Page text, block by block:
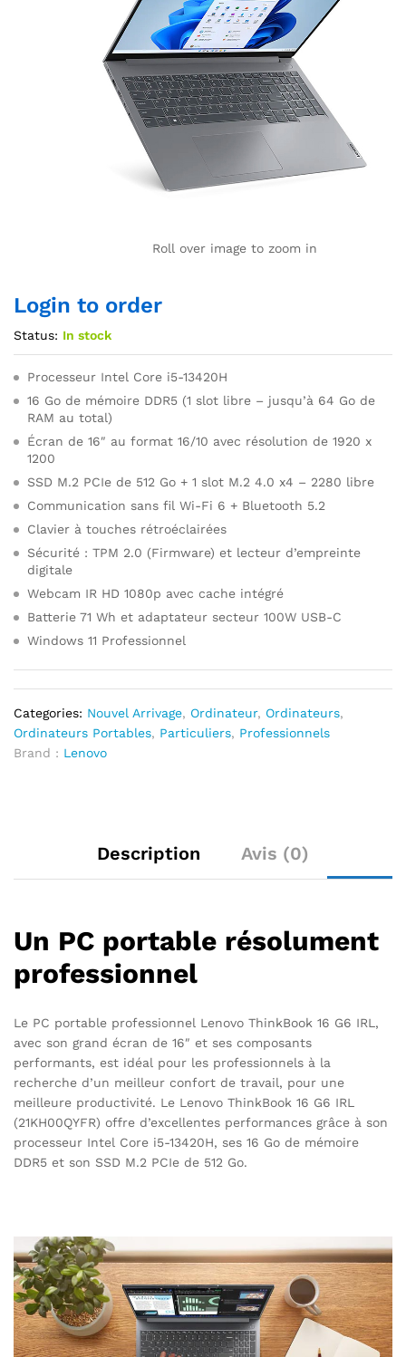
Roll over image to zoom in
Login to order
Status: In stock
Processeur Intel Core i5-13420H
16 Go de mémoire DDR5 (1 slot libre – jusqu’à 64 Go de
RAM au total)
Écran de 16″ au format 16/10 avec résolution de 1920 x
1200
SSD M.2 PCIe de 512 Go + 1 slot M.2 4.0 x4 – 2280 libre
Communication sans fil Wi-Fi 6 + Bluetooth 5.2
Clavier à touches rétroéclairées
Sécurité : TPM 2.0 (Firmware) et lecteur d’empreinte
digitale
Webcam IR HD 1080p avec cache intégré
Batterie 71 Wh et adaptateur secteur 100W USB-C
Windows 11 Professionnel
Categories: Nouvel Arrivage, Ordinateur, Ordinateurs,
Ordinateurs Portables, Particuliers, Professionnels
Brand : Lenovo
Description Avis (0)
Un PC portable résolument
professionnel
Le PC portable professionnel Lenovo ThinkBook 16 G6 IRL,
avec son grand écran de 16″ et ses composants
performants, est idéal pour les professionnels à la
recherche d’un meilleur confort de travail, pour une
meilleure productivité. Le Lenovo ThinkBook 16 G6 IRL
(21KH00QYFR) offre d’excellentes performances grâce à son
processeur Intel Core i5-13420H, ses 16 Go de mémoire
DDR5 et son SSD M.2 PCIe de 512 Go.